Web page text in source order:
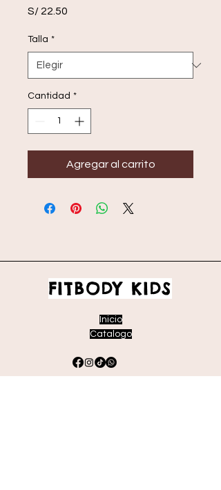
S/ 22.50
Talla *
Cantidad *
Agregar al carrito
FITBODY KIDS
Inicio
Catalogo